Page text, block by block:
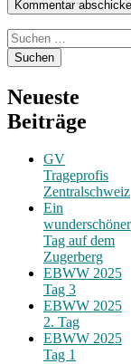
Suchen
nach:
Neueste
Beiträge
GV
Trageprofis
Zentralschweiz
Ein
wunderschöner
Tag auf dem
Zugerberg
EBWW 2025
Tag 3
EBWW 2025
2. Tag
EBWW 2025
Tag 1